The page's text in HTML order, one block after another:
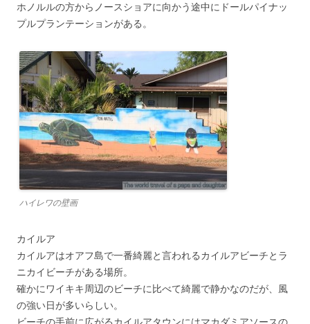
ホノルルの方からノースショアに向かう途中にドールパイナッ
プルプランテーションがある。
ハイレワの壁画
カイルア
カイルアはオアフ島で一番綺麗と言われるカイルアビーチとラ
ニカイビーチがある場所。
確かにワイキキ周辺のビーチに比べて綺麗で静かなのだが、風
の強い日が多いらしい。